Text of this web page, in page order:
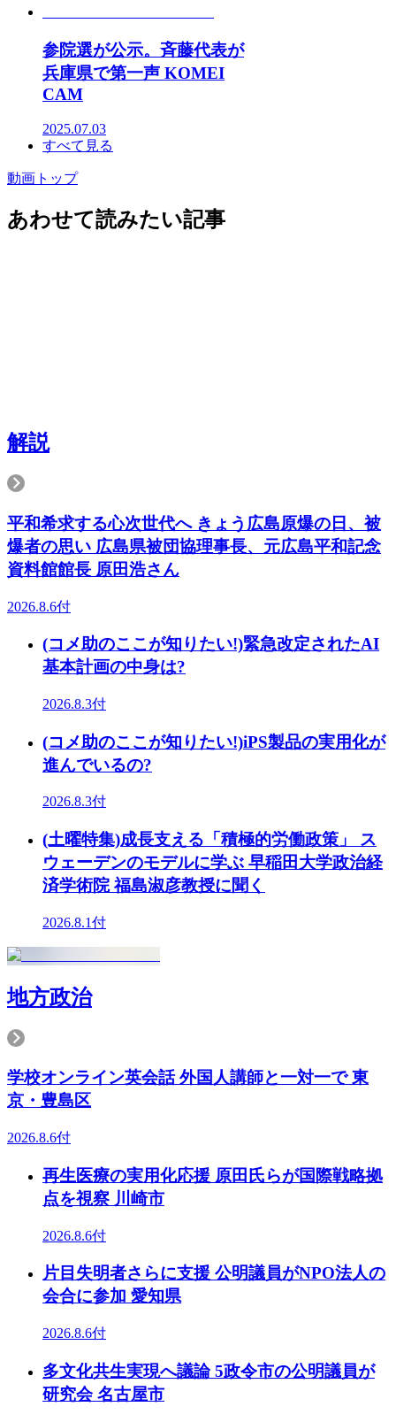
参院選が公示。斉藤代表が
兵庫県で第一声 KOMEI
CAM
2025.07.03
すべて見る
動画トップ
あわせて読みたい記事
解説
平和希求する心次世代へ きょう広島原爆の日、被
爆者の思い 広島県被団協理事長、元広島平和記念
資料館館長 原田浩さん
2026.8.6付
(コメ助のここが知りたい!)緊急改定されたAI
基本計画の中身は?
2026.8.3付
(コメ助のここが知りたい!)iPS製品の実用化が
進んでいるの?
2026.8.3付
(土曜特集)成長支える「積極的労働政策」 ス
ウェーデンのモデルに学ぶ 早稲田大学政治経
済学術院 福島淑彦教授に聞く
2026.8.1付
地方政治
学校オンライン英会話 外国人講師と一対一で 東
京・豊島区
2026.8.6付
再生医療の実用化応援 原田氏らが国際戦略拠
点を視察 川崎市
2026.8.6付
片目失明者さらに支援 公明議員がNPO法人の
会合に参加 愛知県
2026.8.6付
多文化共生実現へ議論 5政令市の公明議員が
研究会 名古屋市